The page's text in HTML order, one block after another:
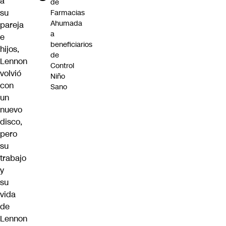
su
pareja
e
hijos,
Lennon
volvió
con
un
nuevo
disco,
pero
su
trabajo
y
su
vida
de
Lennon
de
Farmacias
Ahumada
a
beneficiarios
de
Control
Niño
Sano